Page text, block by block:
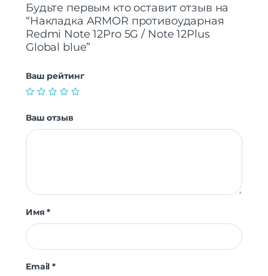
Будьте первым кто оставит отзыв на
“Накладка ARMOR противоударная
Redmi Note 12Pro 5G / Note 12Plus
Global blue”
Ваш рейтинг
Ваш отзыв
Имя*
Email*